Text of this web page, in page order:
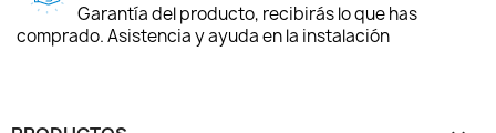
Garantía del producto, recibirás lo que has
comprado. Asistencia y ayuda en la instalación